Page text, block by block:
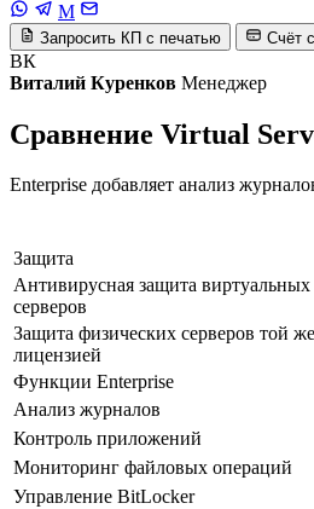
M
Запросить КП с печатью Счёт
ВК
Виталий Куренков Менеджер
Сравнение Virtual
Enterprise добавляет анализ
Защита
Антивирусная защита виртуальных
серверов
Защита физических серверов той же
лицензией
Функции Enterprise
Анализ журналов
Контроль приложений
Мониторинг файловых операций
Управление BitLocker